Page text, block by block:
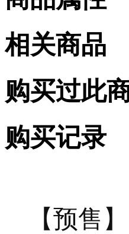
相关商品
购买过此
购买记录
【预售】